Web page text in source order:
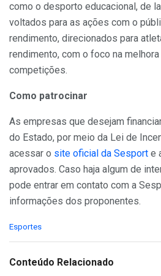
como o desporto educacional, de
voltados para as ações com o
rendimento, direcionados para
rendimento, com o foco na
competições.
Como patrocinar
As empresas que desejam
do Estado, por meio da Lei de
acessar o site oficial da Sesport e
aprovados. Caso haja algum de
pode entrar em contato com a
informações dos proponentes.
C
e
Esportes
Conteúdo Relacionado